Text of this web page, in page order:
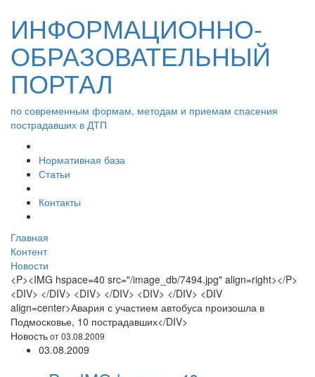
ИНФОРМАЦИОННО-
ОБРАЗОВАТЕЛЬНЫЙ
ПОРТАЛ
по современным формам, методам и приемам спасения
пострадавших в ДТП
Нормативная база
Статьи
Контакты
Главная
Контент
Новости
<P><IMG hspace=40 src="/image_db/7494.jpg" align=right></P>
<DIV> </DIV> <DIV> </DIV> <DIV> </DIV> <DIV
align=center>Авария с участием автобуса произошла в
Подмосковье, 10 пострадавших</DIV>
Новостьот 03.08.2009
03.08.2009